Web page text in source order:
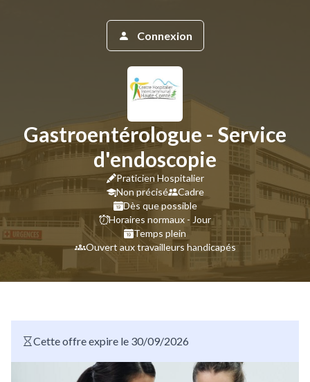
Gastroentérologue - Service
d'endoscopie
Praticien Hospitalier
Non précisé
Cadre
Dès que possible
Horaires normaux - Jour
Temps plein
Ouvert aux travailleurs handicapés
Connexion
Cette offre expire le 30/09/2026